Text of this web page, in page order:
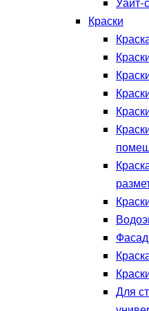
Уайт-
Краски
Для